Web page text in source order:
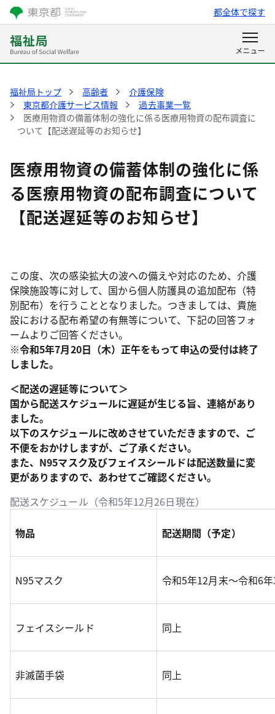
都全体で探す
福祉局トップ 高齢者
介護保険
東京都介護サービス情報
過去事業一覧
医療用物資の備蓄体制の強化に係る医療用物資の配布調査に
ついて【配送遅延等のお知らせ】
医療用物資の備蓄体制の強化に係
る医療用物資の配布調査について
【配送遅延等のお知らせ】
この度、次の感染拡大の波への備えや対応のため、介護
保険施設等に対して、国から個人防護具の追加配布（特
別配布）を行うこととなりました。つきましては、貴施
設における配布希望の有無等について、下記の回答フォ
ームよりご回答ください。
※令和5年7月20日（木）正午をもって申込の受付は終了
しました。
＜配送の遅延等について＞
国から配送スケジュールに遅延が生じる旨、連絡があり
ました。
以下のスケジュールに改めさせていただきますので、ご
不便をおかけしますが、ご了承ください。
また、N95マスク及びフェイスシールドは配送数量に変
更がありますので、あわせてご確認ください。
配送スケジュール（令和5年12月26日現在）
物品 配送期間（予定）
N95マスク 令和5年12月末～令和6
フェイスシールド 同上
非滅菌手袋 同上